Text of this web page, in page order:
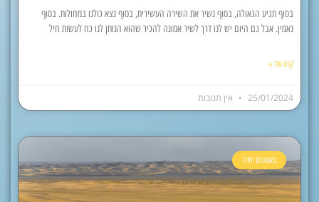
בסוף תגיע הגאולה, בסוף נשיר את השירה העשירית, בסוף נצא כולנו במחולות. בסוף
נאמין. אבל גם היום יש לנו דרך לשיר אמונה להכיר שהוא הנותן לנו כח לעשות חיל
קרא עוד »
25/01/2024 אין תגובות
באמונתו יחיה